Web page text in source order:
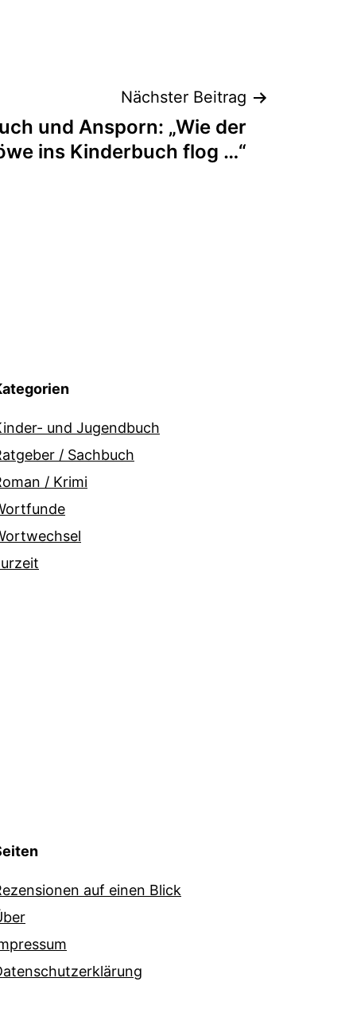
Nächster Beitrag
und Ansporn: „Wie der
ins Kinderbuch flog …“
und Jugendbuch
/ Sachbuch
/ Krimi
auf einen Blick